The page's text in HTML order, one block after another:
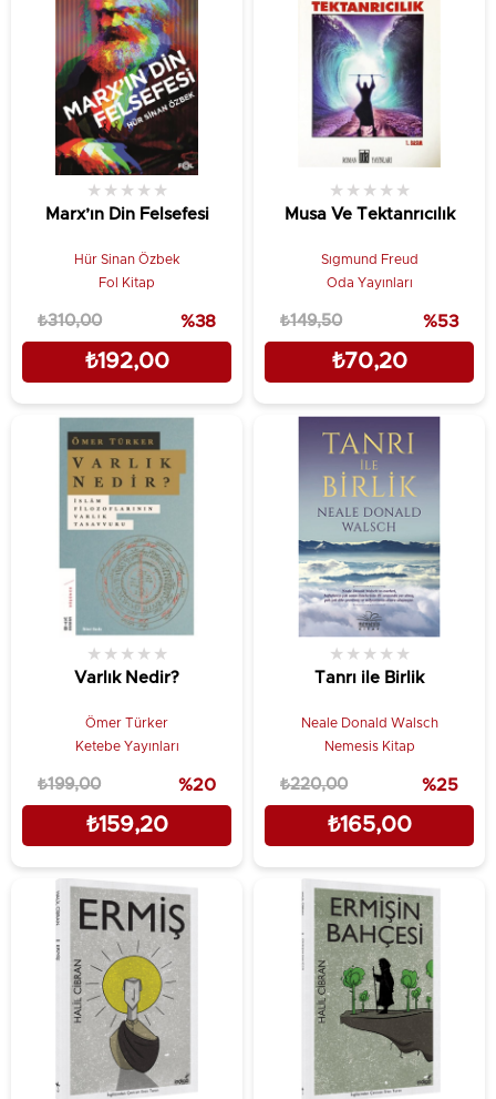
Marx’ın Din Felsefesi
★ ★ ★ ★ ★
Hür Sinan Özbek
Fol Kitap
₺192,00
₺310,00 %38
Musa Ve Tektanrıcılık
★ ★ ★ ★ ★
Sıgmund Freud
Oda Yayınları
₺70,20
₺149,50 %53
Varlık Nedir?
★ ★ ★ ★ ★
Ömer Türker
Ketebe Yayınları
₺159,20
₺199,00 %20
Tanrı ile Birlik
★ ★ ★ ★ ★
Neale Donald Walsch
Nemesis Kitap
₺165,00
₺220,00 %25